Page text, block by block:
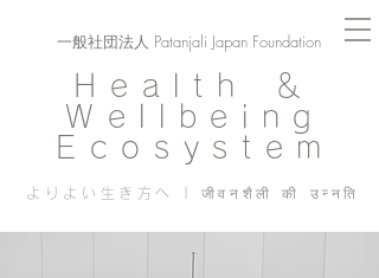
Health ＆
Wellbeing
Ecosystem
よりよい生き方へ | जीवनशैली की उन्नति
一般社団法人 Patanjali Japan Foundation